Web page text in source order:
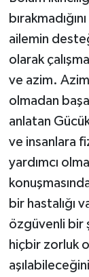
ailemin
olarak
ve azim.
olmadan
anlatan
ve insanlara
yardımcı
bir hastalığı
özgüvenli bir
hiçbir zorluk